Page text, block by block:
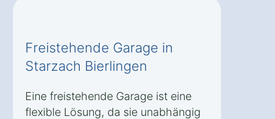
Freistehende Garage in
Starzach Bierlingen
Eine freistehende Garage ist eine
flexible Lösung, da sie unabhängig